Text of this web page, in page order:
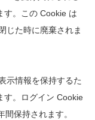
す。この Cookie は
じた時に廃棄されま
示情報を保持するた
す。ログイン Cookie
保持されます。